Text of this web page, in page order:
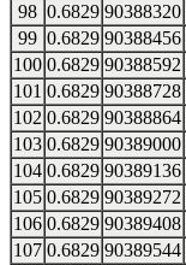
98 0.6829 90388320
99 0.6829 90388456
100 0.6829 90388592
101 0.6829 90388728
102 0.6829 90388864
103 0.6829 90389000
104 0.6829 90389136
105 0.6829 90389272
106 0.6829 90389408
107 0.6829 90389544